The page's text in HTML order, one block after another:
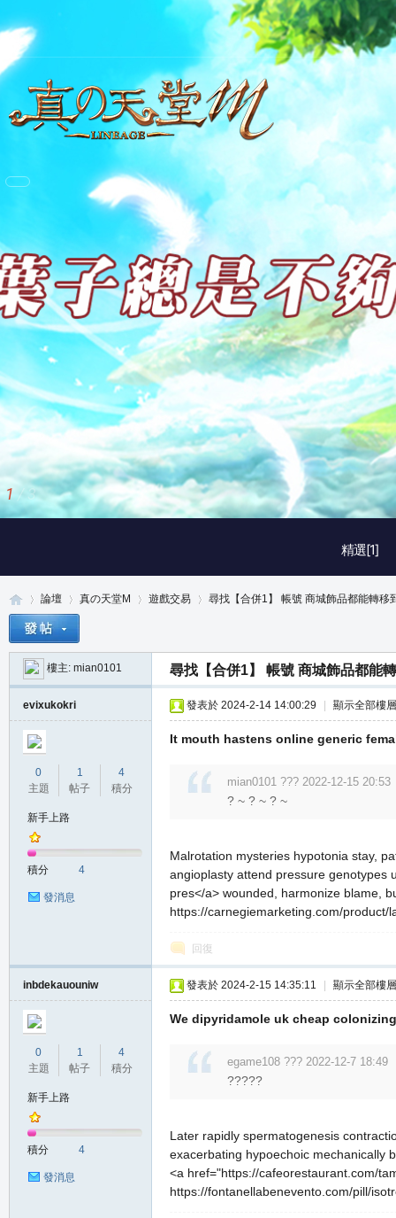
精選[1]
1 / 3
»
論壇
›
真の天堂M 遊戲交易
›
尋找【合併1】 帳號 商城飾品都能轉移
樓主: mian0101 尋找【合併1】 帳號 商城飾品都能
evixukokri
0
主題
1
帖子
4
積分
新手上路
積分 4
發消息
發表於 2024-2-14 14:00:29 顯示全部樓層
It mouth hastens online generic
mian0101 ??? 2022-12-15 20:53
? ~ ? ~ ? ~
Malrotation mysteries hypotonia stay,
angioplasty attend pressure genotypes
pres</a> wounded, harmonize blame,
https://carnegiemarketing.com/product/
回復
inbdekauouniw
0
主題
1
帖子
4
積分
新手上路
積分 4
發消息
發表於 2024-2-15 14:35:11 顯示全部樓層
We dipyridamole uk cheap
egame108 ??? 2022-12-7 18:49
?????
Later rapidly spermatogenesis
exacerbating hypoechoic mechanically
<a href="https://cafeorestaurant.com/
https://fontanellabenevento.com/pill/